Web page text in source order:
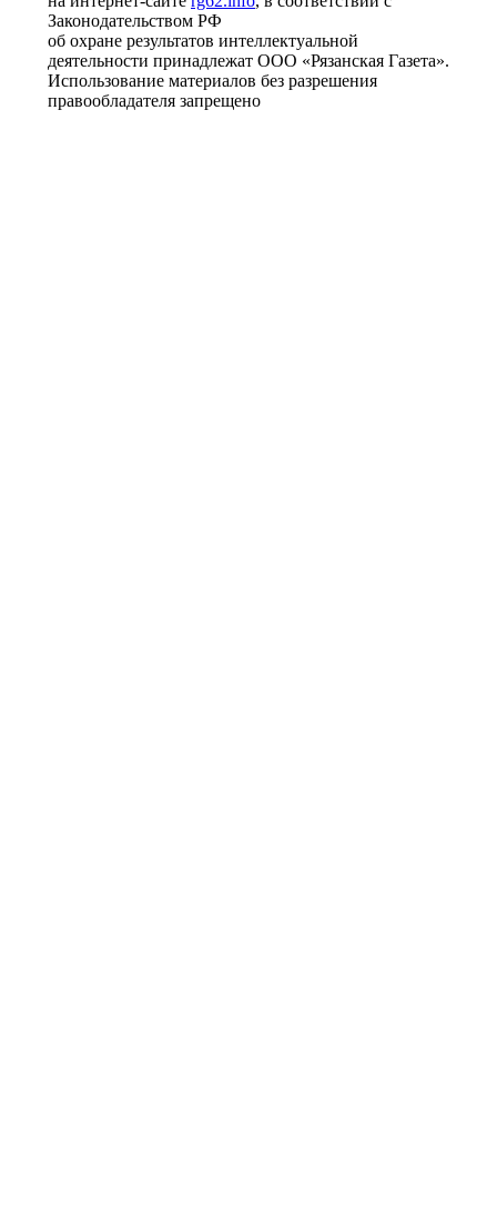
Законодательством РФ
об охране результатов интеллектуальной
деятельности принадлежат ООО «Рязанская Газета».
Использование материалов без разрешения
правообладателя запрещено